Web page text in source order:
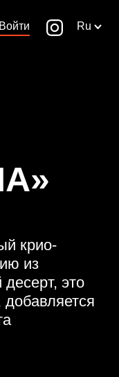
Войти Ru
крио-
из
это